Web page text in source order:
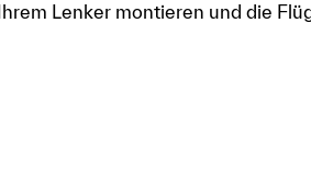
Lenker montieren und die